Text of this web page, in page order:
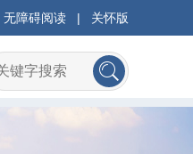
无障碍阅读 | 关怀版